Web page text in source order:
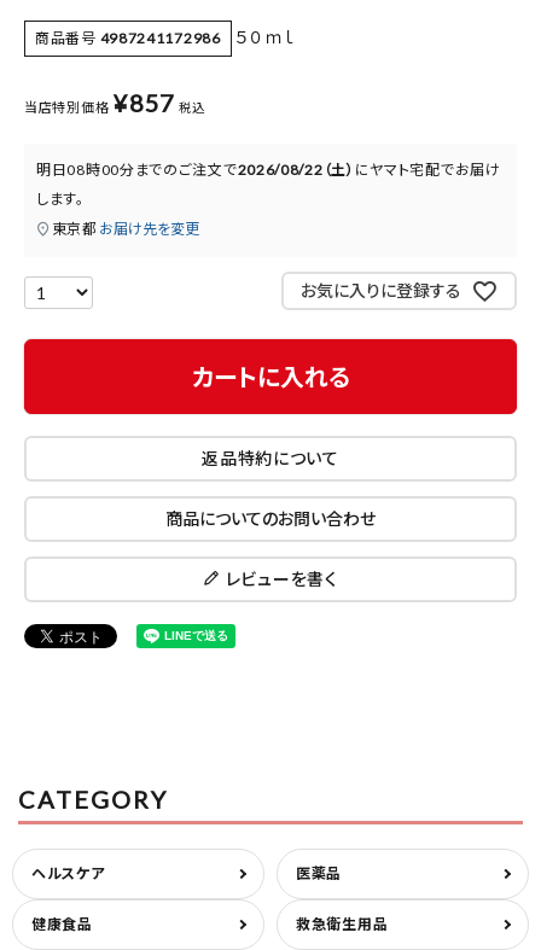
プライバシーポリシー
特定商取引法について
商品番号 4987241172986 ５０ｍｌ
当店特別価格 ¥857 税込
明日08時00分 までのご注文で2026/08/22（土） に ヤマト宅配でお届け
します。
東京都 お届け先を変更
お気に入りに登録する
カートに入れる
返品特約について
商品についてのお問い合わせ
レビューを書く
CATEGORY
ヘルスケア 医薬品
健康食品 救急衛生用品